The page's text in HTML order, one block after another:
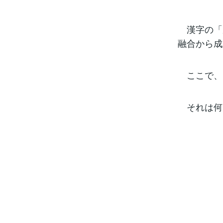
漢字の
融合から
ここで
それは